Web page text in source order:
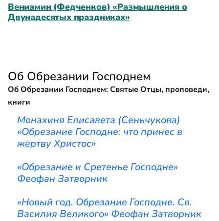
Вениамин (Федченков) «Размышления о
Двунадесятых праздниках»
Об Обрезании Господнем
Об Обрезании Господнем: Святые Отцы, проповеди,
книги
Монахиня Елисавета (Сеньчукова)
«Обрезание Господне: что принес в
жертву Христос»
«Обрезание и Сретенье Господне»
Феофан Затворник
«Новый год. Обрезание Господне. Св.
Василия Великого» Феофан Затворник